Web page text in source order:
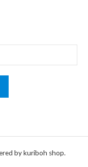
by kuriboh shop.